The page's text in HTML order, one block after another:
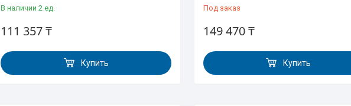
В наличии 2 ед.
111 357 ₸
Купить
Под заказ
149 470 ₸
Купить